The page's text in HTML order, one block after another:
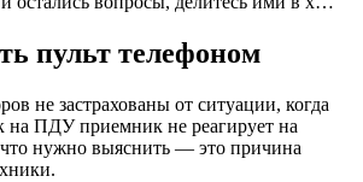
пульт телефоном
не застрахованы от ситуации, когда
на ПДУ приемник не реагирует на
нужно выяснить — это причина